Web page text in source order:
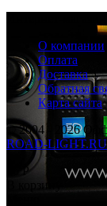
О компании
Оплата
Доставка
Обратная
Карта сайта
© 2004 - 2026
ROAD-LIGHT.RU
Р
В корзину